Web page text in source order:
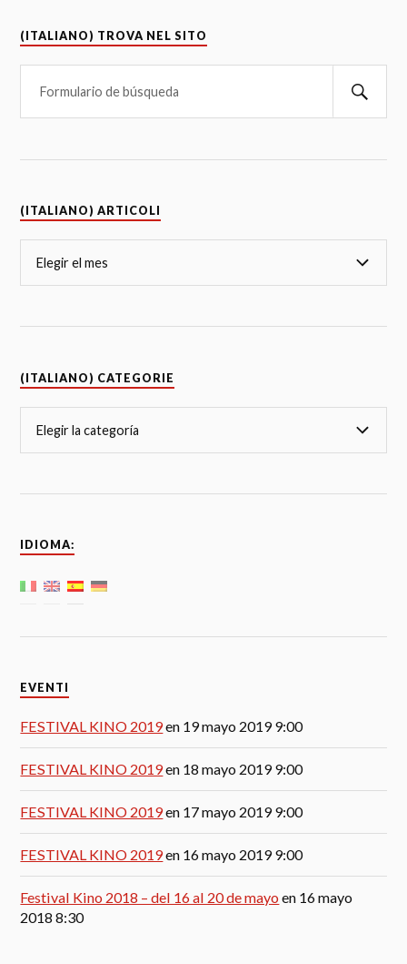
(ITALIANO) TROVA NEL SITO
(ITALIANO) ARTICOLI
(ITALIANO) CATEGORIE
IDIOMA:
EVENTI
FESTIVAL KINO 2019en 19 mayo 2019 9:00
FESTIVAL KINO 2019en 18 mayo 2019 9:00
FESTIVAL KINO 2019en 17 mayo 2019 9:00
FESTIVAL KINO 2019en 16 mayo 2019 9:00
Festival Kino 2018 – del 16 al 20 de mayo en 16 mayo
2018 8:30